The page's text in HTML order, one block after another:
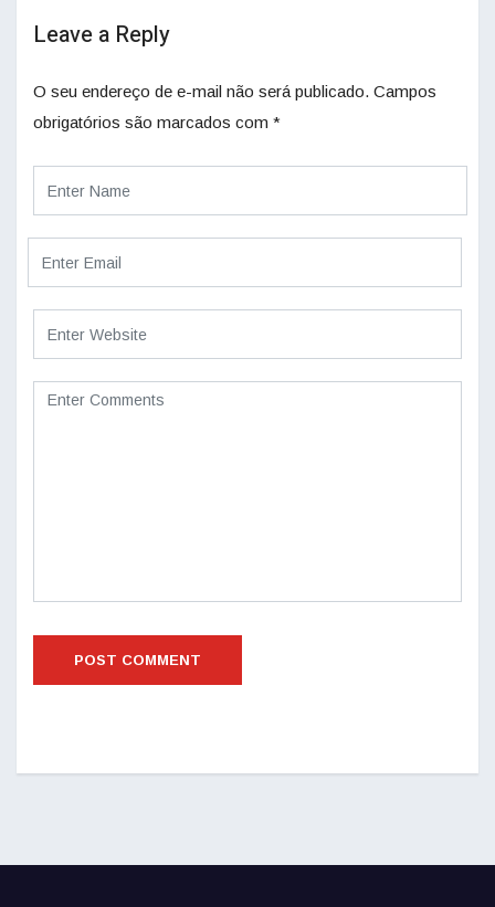
Leave a Reply
O seu endereço de e-mail não será publicado. Campos
obrigatórios são marcados com *